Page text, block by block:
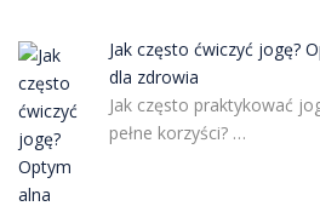
Jak często ćwiczyć jogę?
dla zdrowia
Jak często praktykować
pełne korzyści? …